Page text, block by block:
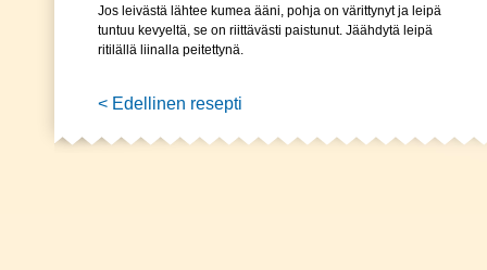
Jos leivästä lähtee kumea ääni, pohja on värittynyt ja leipä
tuntuu kevyeltä, se on riittävästi paistunut. Jäähdytä leipä
ritilällä liinalla peitettynä.
< Edellinen resepti